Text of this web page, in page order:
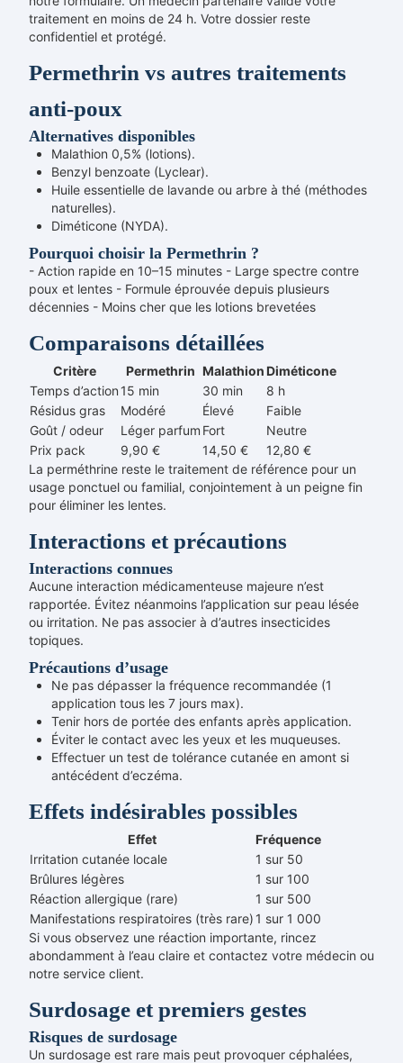
traitement en moins de 24 h. Votre dossier reste
confidentiel et protégé.
Permethrin vs autres traitements
anti-poux
Alternatives disponibles
Malathion 0,5% (lotions).
Benzyl benzoate (Lyclear).
Huile essentielle de lavande ou arbre à thé (méthodes
naturelles).
Diméticone (NYDA).
Pourquoi choisir la Permethrin ?
- Action rapide en 10–15 minutes - Large spectre contre
poux et lentes - Formule éprouvée depuis plusieurs
décennies - Moins cher que les lotions brevetées
Comparaisons détaillées
Critère Permethrin MalathionDiméticone
Temps d’action 15 min 30 min
8 h
Résidus gras
Modéré Élevé
Faible
Goût / odeur
Léger parfum Fort
Neutre
Prix pack
9,90 € 14,50 €
12,80 €
La perméthrine reste le traitement de référence pour un
usage ponctuel ou familial, conjointement à un peigne fin
pour éliminer les lentes.
Interactions et précautions
Interactions connues
Aucune interaction médicamenteuse majeure n’est
rapportée. Évitez néanmoins l’application sur peau lésée
ou irritation. Ne pas associer à d’autres insecticides
topiques.
Précautions d’usage
Ne pas dépasser la fréquence recommandée (1
application tous les 7 jours max).
Tenir hors de portée des enfants après application.
Éviter le contact avec les yeux et les muqueuses.
Effectuer un test de tolérance cutanée en amont si
antécédent d’eczéma.
Effets indésirables possibles
Effet
Fréquence
Irritation cutanée locale
1 sur 50
Brûlures légères
1 sur 100
Réaction allergique (rare)
1 sur 500
Manifestations respiratoires (très rare) 1 sur 1 000
Si vous observez une réaction importante, rincez
abondamment à l’eau claire et contactez votre médecin ou
notre service client.
Surdosage et premiers gestes
Risques de surdosage
Un surdosage est rare mais peut provoquer céphalées,